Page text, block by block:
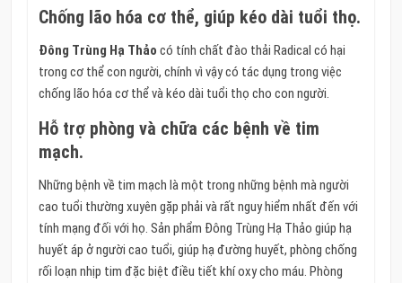
Chống lão hóa cơ thể, giúp kéo dài tuổi thọ.
Đông Trùng Hạ Thảo có tính chất đào thải Radical có hại
trong cơ thể con người, chính vì vậy có tác dụng trong việc
chống lão hóa cơ thể và kéo dài tuổi thọ cho con người.
Hỗ trợ phòng và chữa các bệnh về tim
mạch.
Những bệnh về tim mạch là một trong những bệnh mà người
cao tuổi thường xuyên gặp phải và rất nguy hiểm nhất đến với
tính mạng đối với họ. Sản phẩm Đông Trùng Hạ Thảo giúp hạ
huyết áp ở người cao tuổi, giúp hạ đường huyết, phòng chống
rối loạn nhịp tim đặc biệt điều tiết khí oxy cho máu. Phòng